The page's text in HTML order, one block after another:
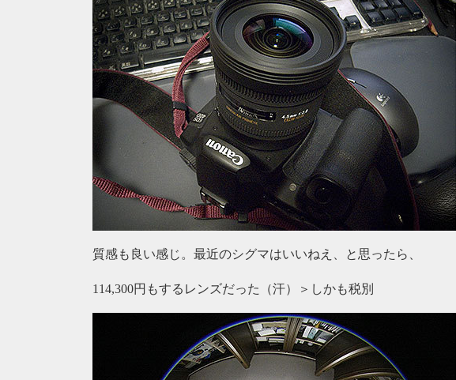
質感も良い感じ。最近のシグマはいいねえ、と思ったら、
114,300円もするレンズだった（汗）＞しかも税別